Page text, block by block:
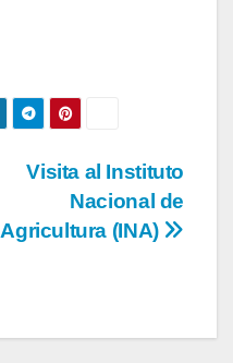
Visita al Instituto
Nacional de
Agricultura (INA)